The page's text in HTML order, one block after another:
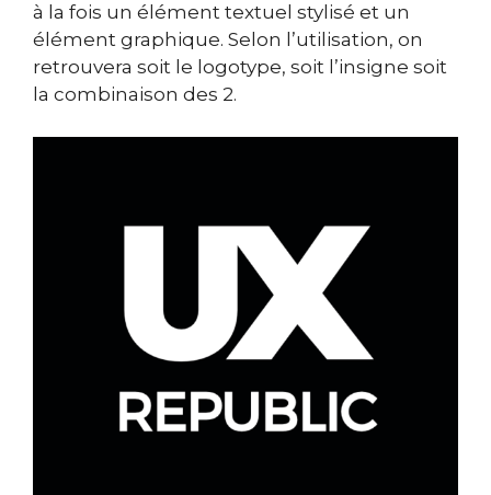
à la fois un élément textuel stylisé et un
élément graphique. Selon l’utilisation, on
retrouvera soit le logotype, soit l’insigne soit
la combinaison des 2.